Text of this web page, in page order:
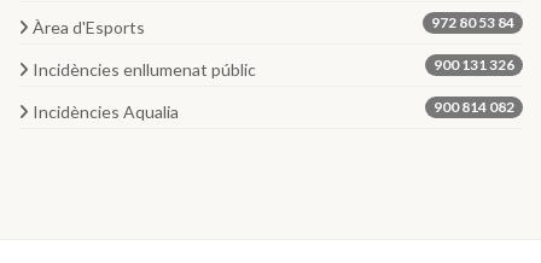
Àrea d'Esports 972 80 53 84
Incidències enllumenat públic 900 131 326
Incidències Aqualia 900 814 082